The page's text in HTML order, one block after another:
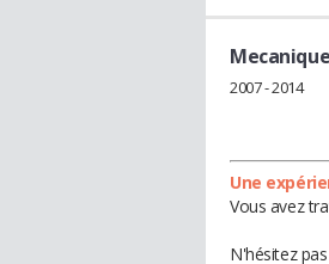
2007 - 2014
Une
Vous avez
N'hésitez